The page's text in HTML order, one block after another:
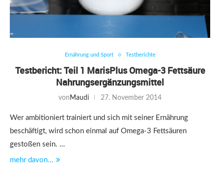
Ernährung und Sport Testberichte
Testbericht: Teil 1 MarisPlus Omega-3 Fettsäure
Nahrungsergänzungsmittel
von Maudi 27. November 2014
Wer ambitioniert trainiert und sich mit seiner Ernährung
beschäftigt, wird schon einmal auf Omega-3 Fettsäuren
gestoßen sein. …
mehr davon...